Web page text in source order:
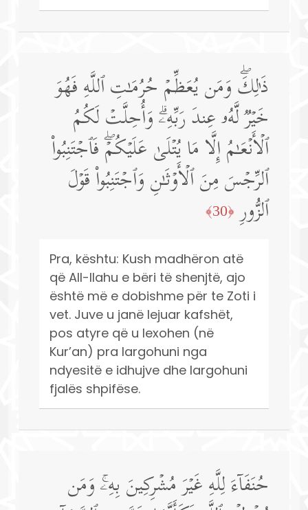
ذَ ٰ⁠لِكَۖ وَمَن یُعَظِّمۡ حُرُمَـٰتِ ٱللَّهِ فَهُوَ
خَیۡرࣱ لَّهُۥ عِندَ رَبِّهِۦۗ وَأُحِلَّتۡ لَكُمُ
ٱلۡأَنۡعَـٰمُ إِلَّا مَا یُتۡلَىٰ عَلَیۡكُمۡۖ فَٱجۡتَنِبُوا۟
ٱلرِّجۡسَ مِنَ ٱلۡأَوۡثَـٰنِ وَٱجۡتَنِبُوا۟ قَوۡلَ
ٱلزُّورِ ﴿30﴾
Pra, kështu: Kush madhëron atë
që All-llahu e bëri të shenjtë, ajo
është më e dobishme për te Zoti i
vet. Juve u janë lejuar kafshët,
pos atyre që u lexohen (në
Kur’an) pra largohuni nga
ndyesitë e idhujve dhe largohuni
fjalës shpifëse.
حُنَفَاۤءَ لِلَّهِ غَیۡرَ مُشۡرِكِینَ بِهِۦۚ وَمَن